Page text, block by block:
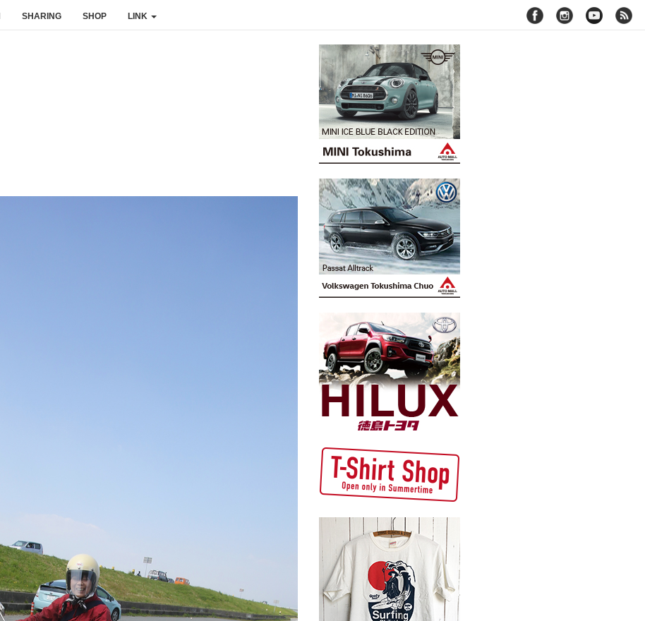
SHARING SHOP LINK facebookinstagramyoutube rss